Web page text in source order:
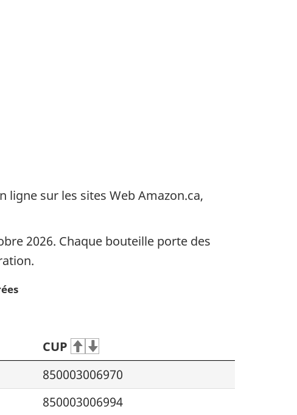
sur les sites Web Amazon.ca,
2026. Chaque bouteille porte des
CUP
850003006970
850003006994